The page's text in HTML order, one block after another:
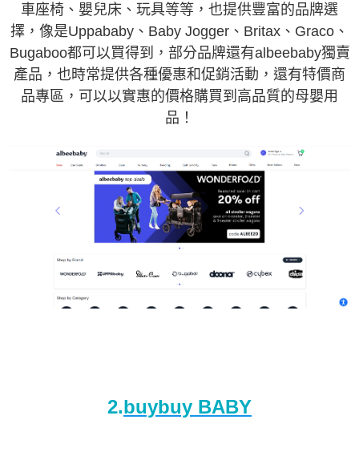
車座椅、嬰兒床、玩具等等，也提供豐富的品牌選
擇， 像是Uppababy、Baby Jogger、 Britax、Graco、
Bugaboo都可以買得到，部分品牌還有albeebaby獨賣
產品，也時常提供各種優惠和促銷活動，還有特價商
品專區，可以以實惠的價格購買到高品質的母嬰用
品！
2.buybuy BABY